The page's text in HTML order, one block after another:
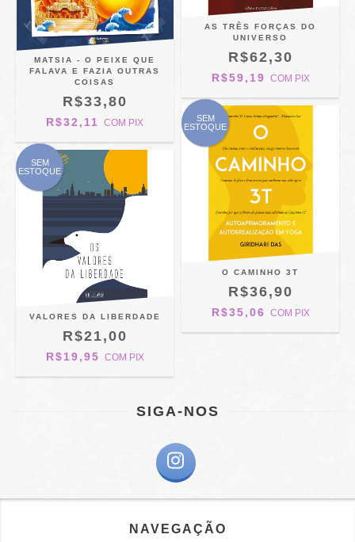
MATSIA - O PEIXE QUE
FALAVA E FAZIA OUTRAS
COISAS
R$33,80
R$32,11 COM PIX
AS TRÊS FORÇAS DO
UNIVERSO
R$62,30
R$59,19 COM PIX
SEM
ESTOQUE
VALORES DA LIBERDADE
R$21,00
R$19,95 COM PIX
SEM
ESTOQUE
O CAMINHO 3T
R$36,90
R$35,06 COM PIX
SIGA-NOS
NAVEGAÇÃO